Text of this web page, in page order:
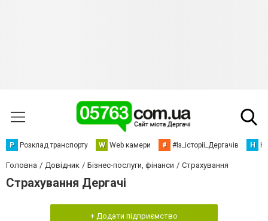
Р Розклад транспорту W Web камери # #Із_історіі_Дергачів Н
Головна Довідник Бізнес-послуги, фінанси Страхування
Страхування Дергачі
+ Додати підприємство